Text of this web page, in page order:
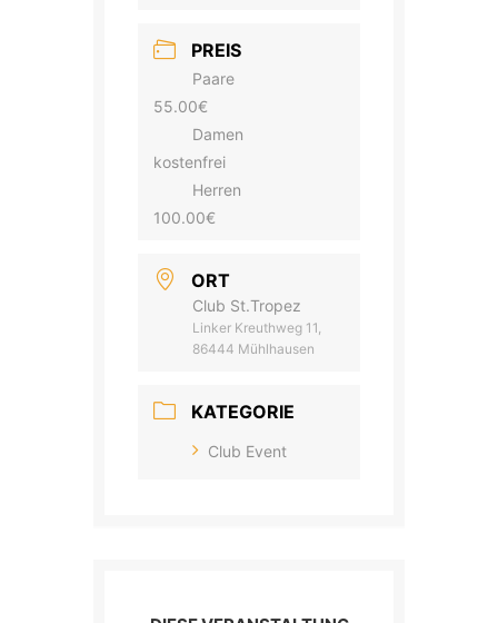
PREIS
Paare
55.00€
Damen
kostenfrei
Herren
100.00€
ORT
Club St.Tropez
Linker Kreuthweg 11,
86444 Mühlhausen
KATEGORIE
Club Event